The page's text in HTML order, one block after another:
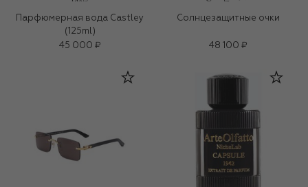
Парфюмерная вода Castley
(125ml)
45 000 ₽
Солнцезащитные очки
48 100 ₽